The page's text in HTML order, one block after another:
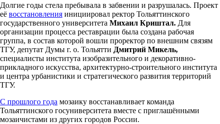
Долгие годы стела пребывала в забвении и разрушалась. Проект
её восстановления инициировал ректор Тольяттинского
государственного университета Михаил Криштал. Для
организации процесса реставрации была создана рабочая
группа, в состав которой вошли проректор по внешним связям
ТГУ, депутат Думы г. о. Тольятти Дмитрий Микель,
специалисты института изобразительного и декоративно-
прикладного искусства, архитектурно-строительного института
и центра урбанистики и стратегического развития территорий
ТГУ.
С прошлого года мозаику восстанавливает команда
Тольяттинского госуниверситета вместе с приглашёнными
мозаичистами из других городов России.